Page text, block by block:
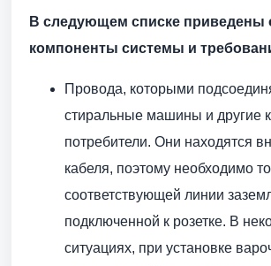
В следующем списке приведены
компоненты системы и
Провода, которыми
стиральные машины и другие
потребители. Они находятся
кабеля, поэтому необходимо
соответствующей линии
подключенной к розетке. В
ситуациях, при установке